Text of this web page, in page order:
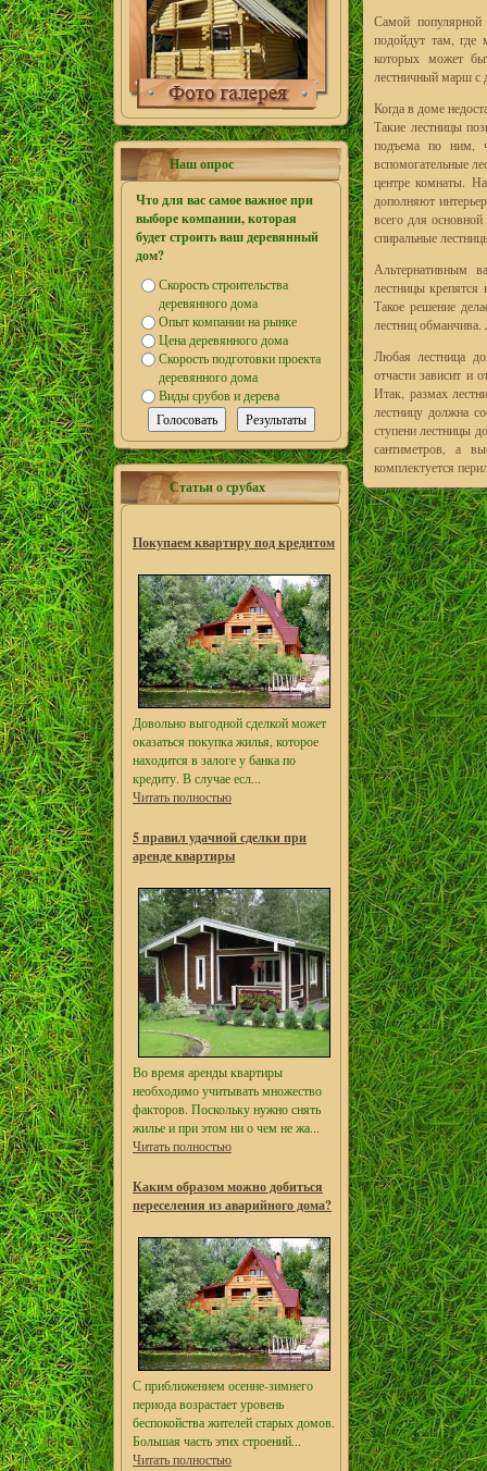
Наш опрос
Что для вас самое важное при
выборе компании, которая
будет строить ваш деревянный
дом?
Скорость строительства
деревянного дома
Опыт компании на рынке
Цена деревянного дома
Скорость подготовки проекта
деревянного дома
Виды срубов и дерева
Статьи о срубах
Покупаем квартиру под кредитом
Довольно выгодной сделкой может
оказаться покупка жилья, которое
находится в залоге у банка по
кредиту. В случае есл...
Читать полностью
5 правил удачной сделки при
аренде квартиры
Во время аренды квартиры
необходимо учитывать множество
факторов. Поскольку нужно снять
жилье и при этом ни о чем не жа...
Читать полностью
Каким образом можно добиться
переселения из аварийного дома?
С приближением осенне-зимнего
периода возрастает уровень
беспокойства жителей старых домов.
Большая часть этих строений...
Читать полностью
Самой популярной
подойдут там, где
которых может
лестничный марш с
Когда в доме
Такие лестницы
подъема по ним,
вспомогательные
центре комнаты.
дополняют
всего для
спиральные
Альтернативным
лестницы
Такое решение
лестниц
Любая лестница
отчасти зависит и
Итак, размах
лестницу должна
ступени лестницы
сантиметров, а
комплектуется